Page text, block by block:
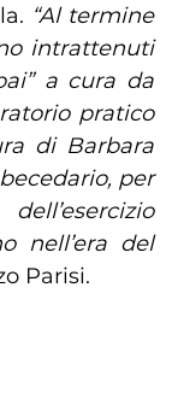
“Al termine
intrattenuti
a cura da
pratico
di Barbara
per
nell’era del
Parisi.